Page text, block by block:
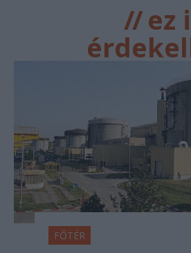
//ez
FŐTÉR